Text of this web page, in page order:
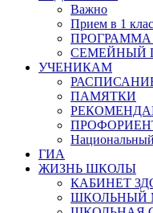
Важно
Прием в 1
ПРОГРАММА
СЕМЕЙНЫЙ
УЧЕНИКАМ
ПАМЯТКИ
ГИА
ЖИЗНЬ ШКОЛЫ
КАБИНЕТ
ШКОЛЬНЫЙ